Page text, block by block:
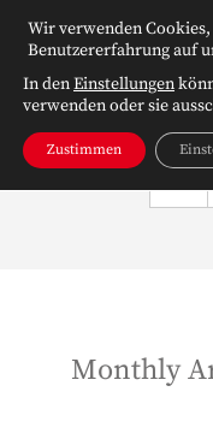
Monthly
Wir verwenden
Benutzererfahrung auf
In denEinstellungen
verwenden oder sie
Zustimmen